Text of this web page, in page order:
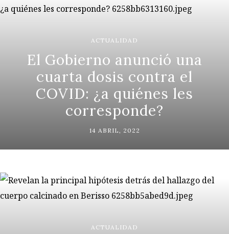
ACTUALIDAD
El Gobierno anunció una
cuarta dosis contra el
COVID: ¿a quiénes les
corresponde?
14 ABRIL, 2022
ACTUALIDAD